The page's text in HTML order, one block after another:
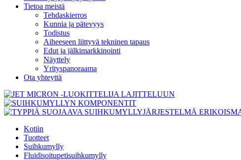
Tietoa meistä
Tehdaskierros
Kunnia ja pätevyys
Todistus
Aiheeseen liittyvä tekninen tapaus
Edut ja jälkimarkkinointi
Näyttely
Yrityspanoraama
Ota yhteyttä
Kotiin
Tuotteet
Suihkumylly
Fluidisoitupetisuihkumylly